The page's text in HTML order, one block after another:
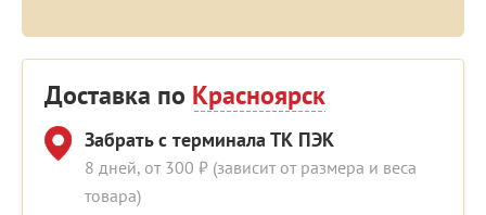
Доставка по Красноярск
Забрать с терминала ТК ПЭК
8 дней, от 300 ₽ (зависит от размера и веса
товара)